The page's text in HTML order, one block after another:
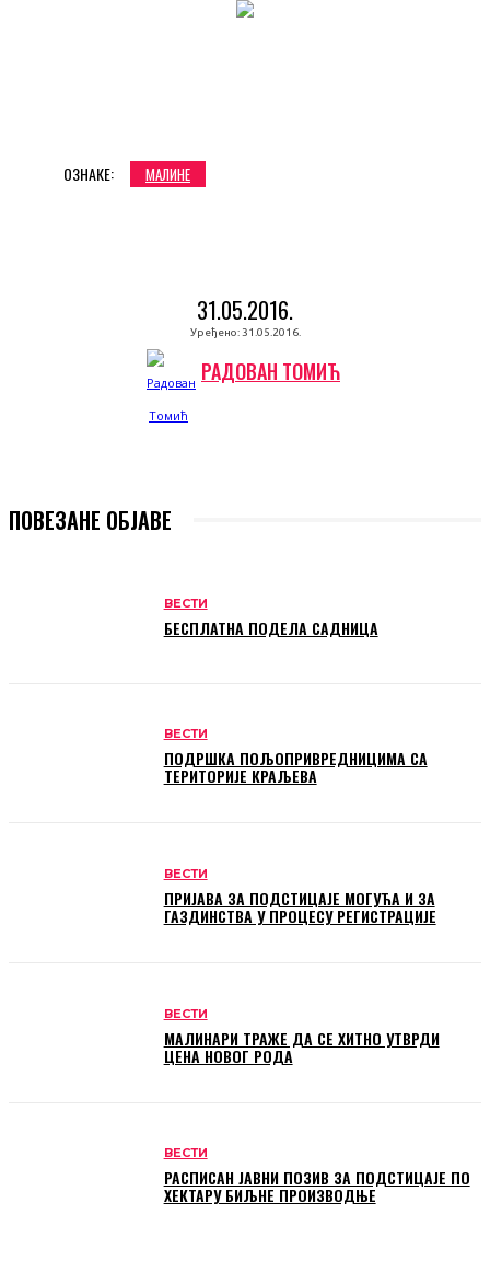
ОЗНАКЕ: МАЛИНЕ
31.05.2016.
Уређено: 31.05.2016.
РАДОВАН ТОМИЋ
ПОВЕЗАНЕ ОБЈАВЕ
ВЕСТИ
БЕСПЛАТНА ПОДЕЛА САДНИЦА
ВЕСТИ
ПОДРШКА ПОЉОПРИВРЕДНИЦИМА СА
ТЕРИТОРИЈЕ КРАЉЕВА
ВЕСТИ
ПРИЈАВА ЗА ПОДСТИЦАЈЕ МОГУЋА И ЗА
ГАЗДИНСТВА У ПРОЦЕСУ РЕГИСТРАЦИЈЕ
ВЕСТИ
МАЛИНАРИ ТРАЖЕ ДА СЕ ХИТНО УТВРДИ
ЦЕНА НОВОГ РОДА
ВЕСТИ
РАСПИСАН ЈАВНИ ПОЗИВ ЗА ПОДСТИЦАЈЕ ПО
ХЕКТАРУ БИЉНЕ ПРОИЗВОДЊЕ